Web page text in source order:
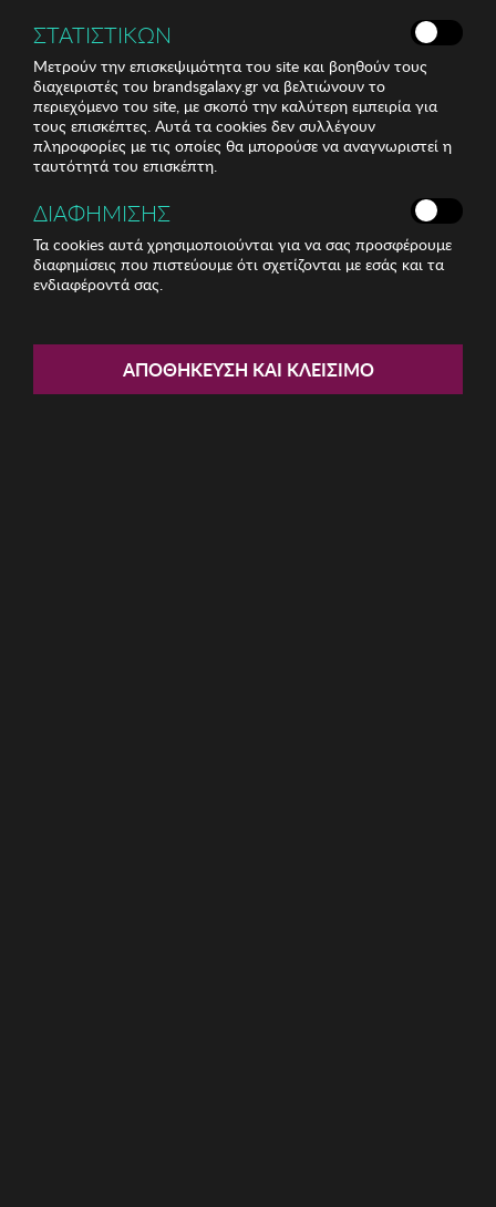
Ανδρικό Φούτερ BROKERS
ΣΤΑΤΙΣΤΙΚΩΝ
Μετρούν την επισκεψιμότητα του site και βοηθούν τους
διαχειριστές του brandsgalaxy.gr να βελτιώνουν το
περιεχόμενο του site, με σκοπό την καλύτερη εμπειρία για
τους επισκέπτες. Αυτά τα cookies δεν συλλέγουν
πληροφορίες με τις οποίες θα μπορούσε να αναγνωριστεί η
ταυτότητά του επισκέπτη.
ΔΙΑΦΗΜΙΣΗΣ
Τα cookies αυτά χρησιμοποιούνται για να σας προσφέρουμε
διαφημίσεις που πιστεύουμε ότι σχετίζονται με εσάς και τα
ενδιαφέροντά σας.
ΑΠΟΘΉΚΕΥΣΗ ΚΑΙ ΚΛΕΊΣΙΜΟ